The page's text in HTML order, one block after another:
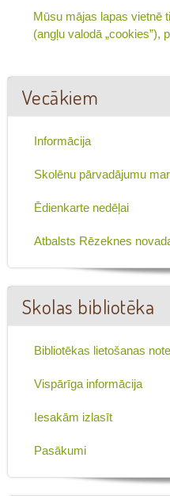
Mūsu mājas lapas vietnē
(angļu valodā „cookies”),
Vecākiem
Informācija
Skolēnu pārvadājumu
Ēdienkarte nedēļai
Atbalsts Rēzeknes
Skolas bibliotēka
Bibliotēkas lietošanas
Vispārīga informācija
Iesakām izlasīt
Pasākumi